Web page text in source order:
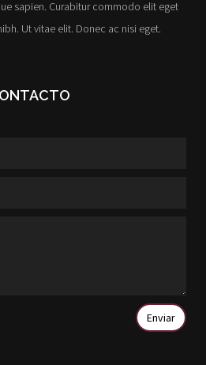
sapien. Curabitur commodo elit eget
Ut vitae elit. Donec ac nisi eget.
Enviar